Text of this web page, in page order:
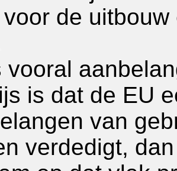
de
vooral
is dat de EU
van
verdedigt,